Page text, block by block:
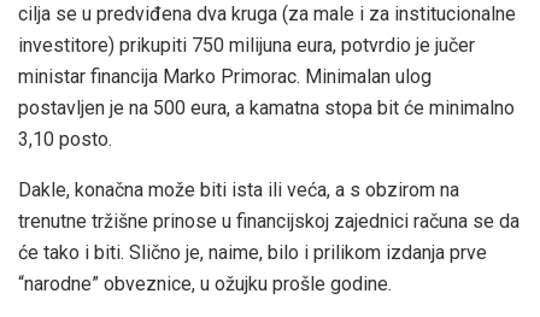
cilja se u predviđena dva kruga (za male i za institucionalne
investitore) prikupiti 750 milijuna eura, potvrdio je jučer
ministar financija Marko Primorac. Minimalan ulog
postavljen je na 500 eura, a kamatna stopa bit će minimalno
3,10 posto.
Dakle, konačna može biti ista ili veća, a s obzirom na
trenutne tržišne prinose u financijskoj zajednici računa se da
će tako i biti. Slično je, naime, bilo i prilikom izdanja prve
“narodne” obveznice, u ožujku prošle godine.